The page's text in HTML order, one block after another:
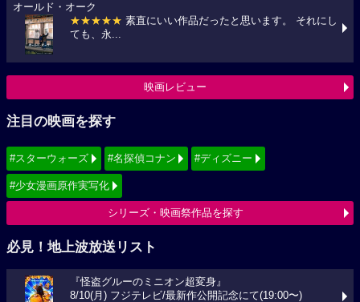
オールド・オーク
★★★★★ 素直にいい作品だったと思います。 それにし
ても、永...
映画レビュー
注目の映画を探す
#スターウォーズ #名探偵コナン #ディズニー
#少女漫画原作実写化
シリーズ・映画祭作品を探す
必見！地上波放送リスト
『怪盗グルーのミニオン超変身』
8/10(月) フジテレビ/最新作公開記念にて(19:00〜)